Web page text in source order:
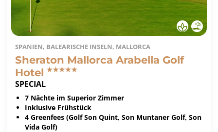
SPANIEN, BALEARISCHE INSELN, MALLORCA
Sheraton Mallorca Arabella Golf
Hotel
SPECIAL
7 Nächte im Superior Zimmer
Inklusive Frühstück
4 Greenfees (Golf Son Quint, Son Muntaner Golf, Son
Vida Golf)